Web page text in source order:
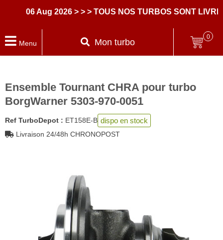
06 Aug 2026 > > > TOUS NOS TURBOS SONT LIVRES
Menu Mon turbo
0
Ensemble Tournant CHRA pour turbo
BorgWarner 5303-970-0051
Ref TurboDepot : ET158E-B dispo en stock
Livraison 24/48h CHRONOPOST